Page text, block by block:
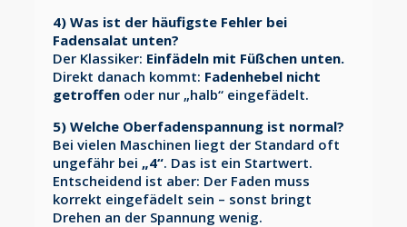
4) Was ist der häufigste Fehler bei
Fadensalat unten?
Der Klassiker: Einfädeln mit Füßchen unten.
Direkt danach kommt: Fadenhebel nicht
getroffen oder nur „halb“ eingefädelt.
5) Welche Oberfadenspannung ist normal?
Bei vielen Maschinen liegt der Standard oft
ungefähr bei „4“. Das ist ein Startwert.
Entscheidend ist aber: Der Faden muss
korrekt eingefädelt sein – sonst bringt
Drehen an der Spannung wenig.